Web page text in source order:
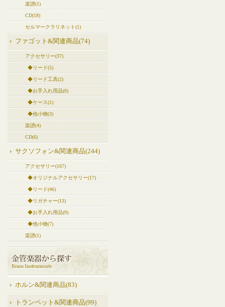
楽譜(1)
CD(18)
セルマークラリネット(1)
ファゴット&関連商品(74)
アクセサリー(37)
◆リード(5)
◆リード工具(2)
◆お手入れ用品(8)
◆ケース(1)
◆他小物(3)
楽譜(4)
CD(6)
サクソフォン&関連商品(244)
アクセサリー(167)
◆オリジナルアクセサリー(17)
◆リード(46)
◆リガチャー(13)
◆お手入れ用品(9)
◆他小物(7)
楽譜(1)
ホルン&関連商品(83)
トランペット&関連商品(99)